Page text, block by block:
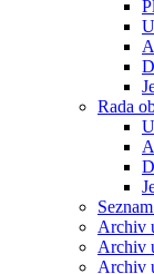
Rada
Archiv
Archiv
Archiv